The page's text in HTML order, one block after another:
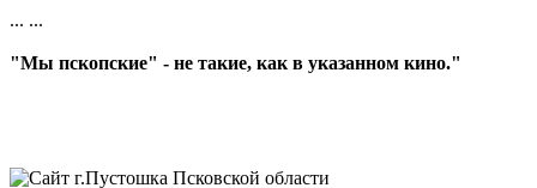
... ...
"Мы пскопские" - не такие, как в указанном кино."